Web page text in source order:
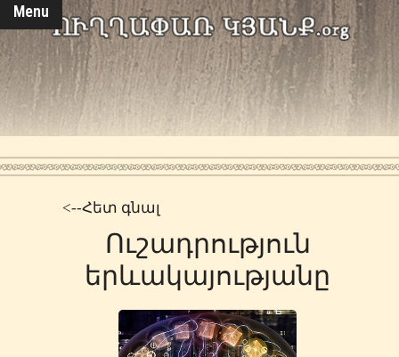
Menu
<--Հետ գնալ
Ուշադրություն
երևակայությանը